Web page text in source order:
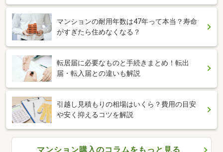
マンションの耐用年数は47年って本当？寿命
がすぎたら住めなくなる？
転居届に必要なものと手続きまとめ！転出
届・転入届との違いも解説
引越し見積もりの相場はいくら？費用の目安
や安く抑えるコツを解説
マンション購入のコラムをもっと見る